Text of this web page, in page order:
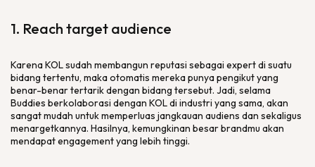
1. Reach target audience
Karena KOL sudah membangun reputasi sebagai expert di suatu
bidang tertentu, maka otomatis mereka punya pengikut yang
benar-benar tertarik dengan bidang tersebut. Jadi, selama
Buddies berkolaborasi dengan KOL di industri yang sama, akan
sangat mudah untuk memperluas jangkauan audiens dan sekaligus
menargetkannya. Hasilnya, kemungkinan besar brandmu akan
mendapat engagement yang lebih tinggi.